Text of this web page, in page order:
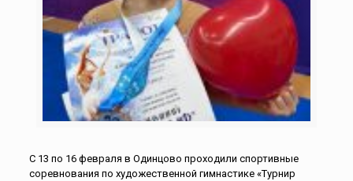
С 13 по 16 февраля в Одинцово проходили спортивные
соревнования по художественной гимнастике «Турнир